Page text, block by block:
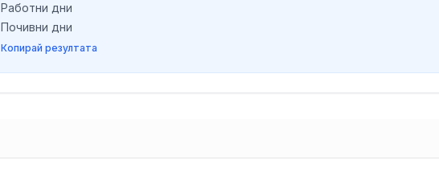
Работни дни
Почивни дни
Копирай резултата